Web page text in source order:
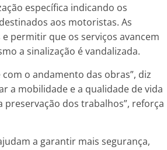
específica indicando os
aos motoristas. As
permitir que os serviços avancem
a sinalização é vandalizada.
o andamento das obras”, diz
a mobilidade e a qualidade de vida
dos trabalhos”, reforça
a garantir mais segurança,